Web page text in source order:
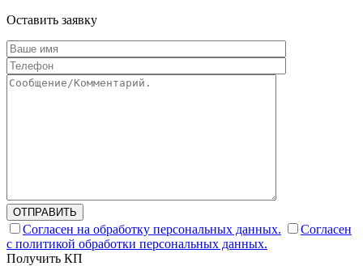
Оставить заявку
ОТПРАВИТЬ
Согласен на обработку персональных данных.
Согласен
с политикой обработки персональных данных.
Получить КП